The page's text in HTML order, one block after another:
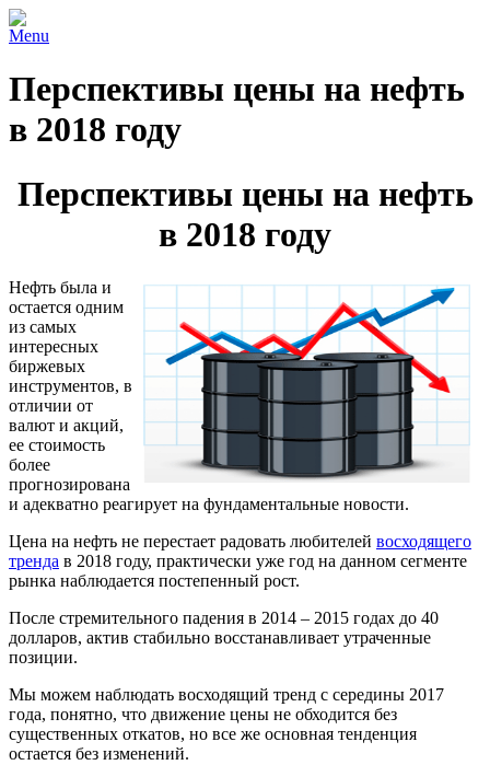
Menu
Перспективы цены на нефть
в 2018 году
Перспективы цены на нефть
в 2018 году
Нефть была и
остается одним
из самых
интересных
биржевых
инструментов, в
отличии от
валют и акций,
ее стоимость
более
прогнозирована
и адекватно реагирует на фундаментальные новости.
Цена на нефть не перестает радовать любителей восходящего
тренда в 2018 году, практически уже год на данном сегменте
рынка наблюдается постепенный рост.
После стремительного падения в 2014 – 2015 годах до 40
долларов, актив стабильно восстанавливает утраченные
позиции.
Мы можем наблюдать восходящий тренд с середины 2017
года, понятно, что движение цены не обходится без
существенных откатов, но все же основная тенденция
остается без изменений.